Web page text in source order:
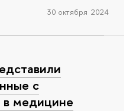
30 октября 2024
с
медицине